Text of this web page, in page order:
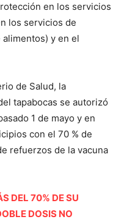
en los servicios
los servicios de
y en el
de Salud, la
tapabocas se autorizó
1 de mayo y en
con el 70 % de
refuerzos de la vacuna
DEL 70% DE SU
DOSIS NO